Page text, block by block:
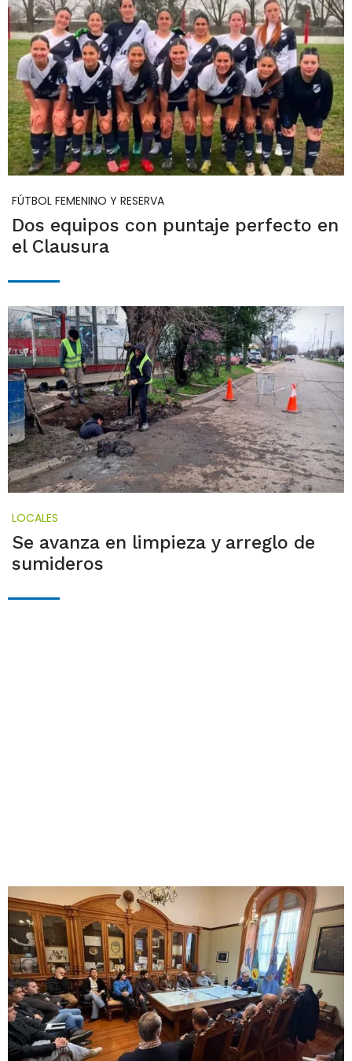
FÚTBOL FEMENINO Y RESERVA
Dos equipos con puntaje perfecto en
el Clausura
LOCALES
Se avanza en limpieza y arreglo de
sumideros